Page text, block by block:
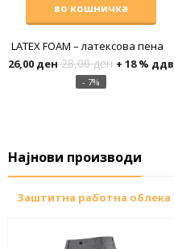
во кошничка
LATEX FOAM – латексова пена
26,00 ден 28,00ден + 18 % ддв
- 7%
Најнови производи
Заштитна работна облека